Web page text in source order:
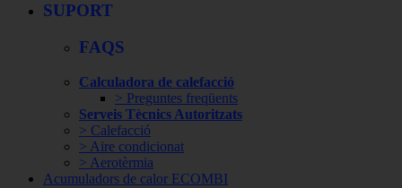
SUPORT
FAQS
Calculadora de calefacció
> Preguntes freqüents
Serveis Tècnics Autoritzats
> Calefacció
> Aire condicionat
> Aerotèrmia
Acumuladors de calor ECOMBI